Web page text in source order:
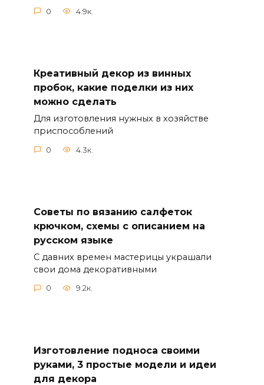
0 4.9к.
Креативный декор из винных
пробок, какие поделки из них
можно сделать
Для изготовления нужных в хозяйстве
приспособлений
0 4.3к.
Советы по вязанию салфеток
крючком, схемы с описанием на
русском языке
С давних времен мастерицы украшали
свои дома декоративными
0 9.2к.
Изготовление подноса своими
руками, 3 простые модели и идеи
для декора